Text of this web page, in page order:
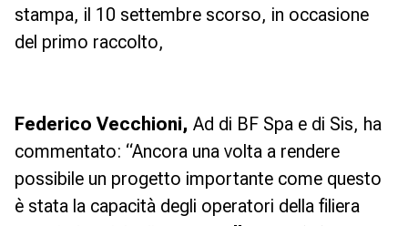
stampa, il 10 settembre scorso, in occasione
del primo raccolto,
Federico Vecchioni, Ad di BF Spa e di Sis, ha
commentato: “Ancora una volta a rendere
possibile un progetto importante come questo
è stata la capacità degli operatori della filiera